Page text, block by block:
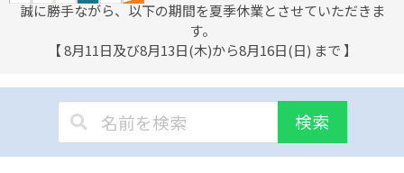
誠に勝手ながら、以下の期間を夏季休業とさせていただきま
す。
【 8月11日及び8月13日(木)から8月16日(日) まで 】
検索